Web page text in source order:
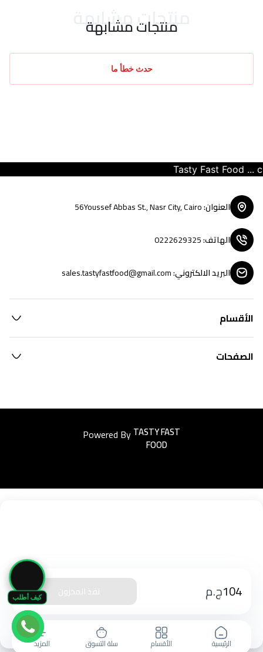
كيف أطلب
منتجات مشابهة
منتجات مشابهة
حدث خطأ ما
104ج.م نفذ المخزون
الرئيسية الأقسام سلة التسوق المزيد
Tasty Fast Food ...
العنوان:
56Youssef Abbas St., Nasr City, Cairo
الهاتف:
0222629325
البريد الالكتروني:
sales.tastyfastfood@gmail.com
الأقسام
الصفحات
Powered ByEasyorders